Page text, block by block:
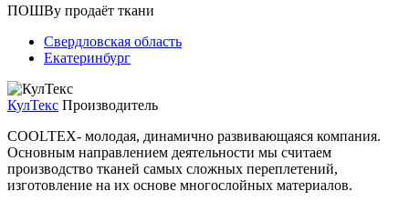
ПОШВу продаёт ткани
Свердловская область
Екатеринбург
КулТекс Производитель
COOLTEX- молодая, динамично развивающаяся компания.
Основным направлением деятельности мы считаем
производство тканей самых сложных переплетений,
изготовление на их основе многослойных материалов.